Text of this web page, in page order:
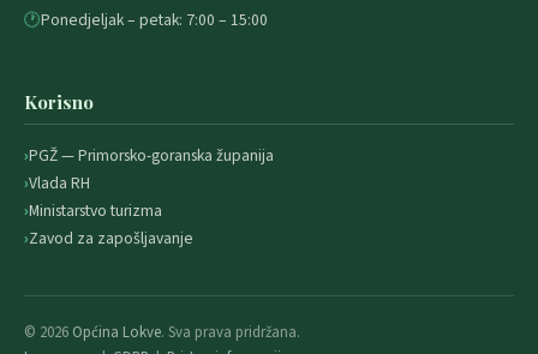
🕐Ponedjeljak – petak: 7:00 – 15:00
Korisno
PGŽ — Primorsko-goranska županija
Vlada RH
Ministarstvo turizma
Zavod za zapošljavanje
© 2026 Općina Lokve. Sva prava pridržana.